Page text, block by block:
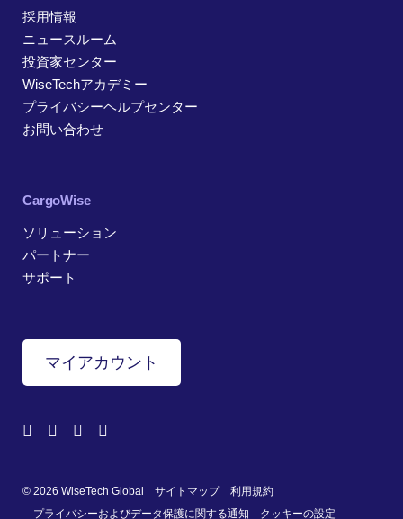
採用情報
ニュースルーム
投資家センター
WiseTechアカデミー
プライバシーヘルプセンター
お問い合わせ
CargoWise
ソリューション
パートナー
サポート
マイアカウント
© 2026 WiseTech Global サイトマップ
利用規約
プライバシーおよびデータ保護に関する通知
クッキーの設定